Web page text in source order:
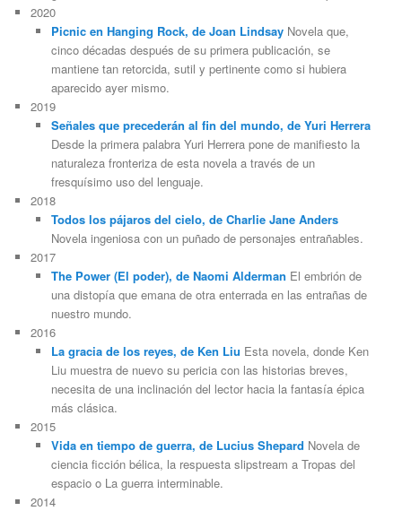
2020
Picnic en Hanging Rock, de Joan LindsayNovela que,
cinco décadas después de su primera publicación, se
mantiene tan retorcida, sutil y pertinente como si hubiera
aparecido ayer mismo.
2019
Señales que precederán al fin del mundo, de Yuri Herrera
Desde la primera palabra Yuri Herrera pone de manifiesto la
naturaleza fronteriza de esta novela a través de un
fresquísimo uso del lenguaje.
2018
Todos los pájaros del cielo, de Charlie Jane Anders
Novela ingeniosa con un puñado de personajes entrañables.
2017
The Power (El poder), de Naomi Alderman El embrión de
una distopía que emana de otra enterrada en las entrañas de
nuestro mundo.
2016
La gracia de los reyes, de Ken Liu Esta novela, donde Ken
Liu muestra de nuevo su pericia con las historias breves,
necesita de una inclinación del lector hacia la fantasía épica
más clásica.
2015
Vida en tiempo de guerra, de Lucius Shepard Novela de
ciencia ficción bélica, la respuesta slipstream a Tropas del
espacio o La guerra interminable.
2014